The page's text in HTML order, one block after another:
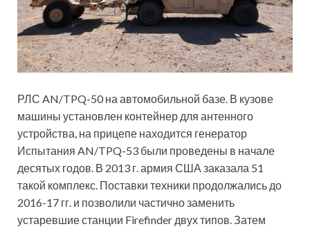
РЛС AN/TPQ-50 на автомобильной базе. В кузове
машины установлен контейнер для антенного
устройства, на прицепе находится генератор
Испытания AN/TPQ-53 были проведены в начале
десятых годов. В 2013 г. армия США заказала 51
такой комплекс. Поставки техники продолжались до
2016-17 гг. и позволили частично заменить
устаревшие станции Firefinder двух типов. Затем